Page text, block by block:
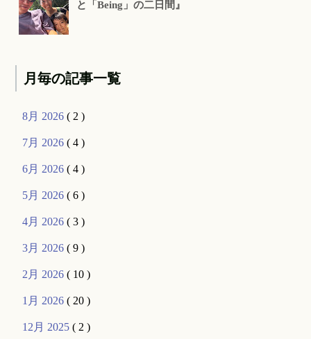
と「Being」の二日間』
月毎の記事一覧
8月 2026( 2 )
7月 2026( 4 )
6月 2026( 4 )
5月 2026( 6 )
4月 2026( 3 )
3月 2026( 9 )
2月 2026( 10 )
1月 2026( 20 )
12月 2025( 2 )